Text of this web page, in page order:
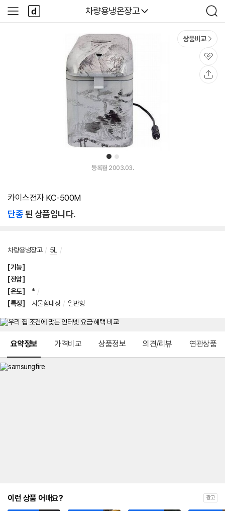
다나와
차량용냉온장고
검
색
사
이
다
나
와
1 2
상품비교
관
심
등록월 2003.03.
카이스전자 KC-500M
단종된 상품입니다.
차량용냉장고 / 5L /
[기능]
[전압]
[온도]
* /
[특징]
사물함내장 / 일반형
요약정보 가격비교 상품정보 의견/리뷰 연관상품
이런 상품 어때요? 광고